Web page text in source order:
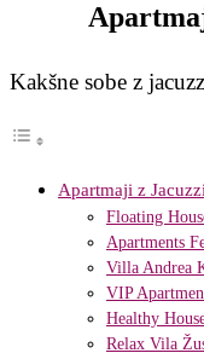
Kakšne sobe z
Apartmaji z
Floating
Apartments
Villa Andrea
VIP
Healthy
Relax Vila